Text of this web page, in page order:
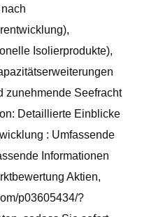
Isolierprodukte),
zunehmende Seefracht
Detaillierte Einblicke
: Umfassende
Informationen
Aktien,
p03605434/?